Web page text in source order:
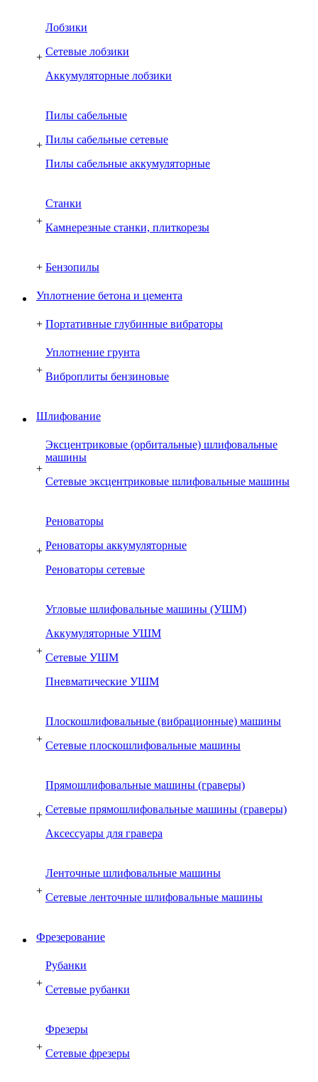
+
Лобзики
Сетевые лобзики
Аккумуляторные лобзики
+
Пилы сабельные
Пилы сабельные сетевые
Пилы сабельные аккумуляторные
+
Cтанки
Камнерезные станки, плиткорезы
+ Бензопилы
Уплотнение бетона и цемента
+ Портативные глубинные вибраторы
+
Уплотнение грунта
Виброплиты бензиновые
Шлифование
+
Эксцентриковые (орбитальные) шлифовальные
машины
Сетевые эксцентриковые шлифовальные машины
+
Реноваторы
Реноваторы аккумуляторные
Реноваторы сетевые
+
Угловые шлифовальные машины (УШМ)
Аккумуляторные УШМ
Сетевые УШМ
Пневматические УШМ
+
Плоскошлифовальные (вибрационные) машины
Сетевые плоскошлифовальные машины
+
Прямошлифовальные машины (граверы)
Сетевые прямошлифовальные машины (граверы)
Аксессуары для гравера
+
Ленточные шлифовальные машины
Сетевые ленточные шлифовальные машины
Фрезерование
+
Рубанки
Сетевые рубанки
+
Фрезеры
Сетевые фрезеры